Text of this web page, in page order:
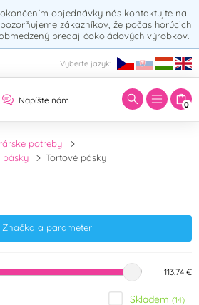
objednávky nás kontaktujte na
zákazníkov, že počas horúcich
predaj čokoládových výrobkov.
Vyberte jazyk:
Napíšte nám 0
potreby
pásky
Tortové pásky
Značka a parameter
113.74 €
Skladem (14)